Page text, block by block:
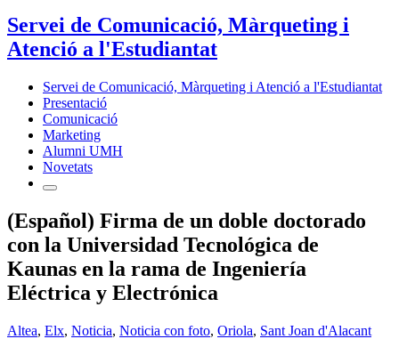
Servei de Comunicació, Màrqueting i
Atenció a l'Estudiantat
Servei de Comunicació, Màrqueting i Atenció a l'Estudiantat
Presentació
Comunicació
Marketing
Alumni UMH
Novetats
(Español) Firma de un doble doctorado
con la Universidad Tecnológica de
Kaunas en la rama de Ingeniería
Eléctrica y Electrónica
Altea, Elx, Noticia, Noticia con foto, Oriola, Sant Joan d'Alacant